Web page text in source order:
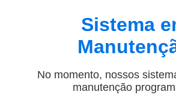
Sistema
No momento, nossos
manutenção